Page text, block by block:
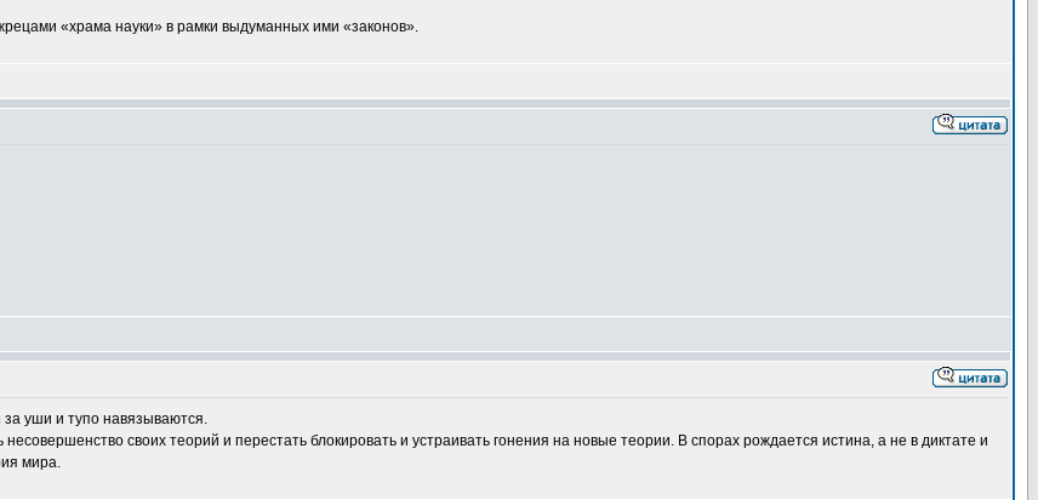
«храма науки» в рамки выдуманных ими «законов».
уши и тупо навязываются.
своих теорий и перестать блокировать и устраивать гонения на новые теории. В спорах рождается истина, а не в диктате и
мира.